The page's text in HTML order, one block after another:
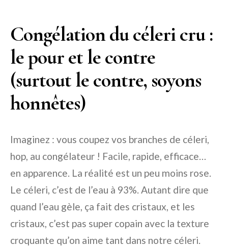
Congélation du céleri cru :
le pour et le contre
(surtout le contre, soyons
honnêtes)
Imaginez : vous coupez vos branches de céleri,
hop, au congélateur ! Facile, rapide, efficace…
en apparence. La réalité est un peu moins rose.
Le céleri, c’est de l’eau à 93%. Autant dire que
quand l’eau gèle, ça fait des cristaux, et les
cristaux, c’est pas super copain avec la texture
croquante qu’on aime tant dans notre céleri.